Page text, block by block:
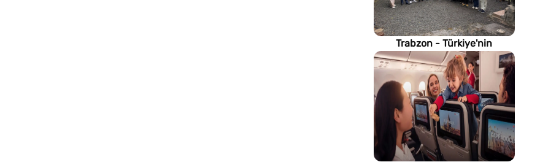
Trabzon - Türkiye'nin
Karadeniz kıyısındaki gururu